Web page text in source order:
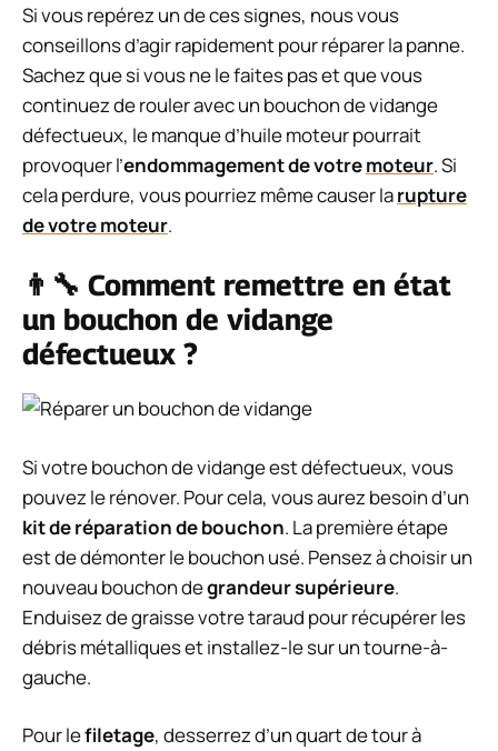
Si vous repérez un de ces signes, nous vous
conseillons d’agir rapidement pour réparer la panne.
Sachez que si vous ne le faites pas et que vous
continuez de rouler avec un bouchon de vidange
défectueux, le manque d’huile moteur pourrait
provoquer l’endommagement de votremoteur. Si
cela perdure, vous pourriez même causer larupture
de votre moteur.
👨‍🔧 Comment remettre en état
un bouchon de vidange
défectueux ?
Si votre bouchon de vidange est défectueux, vous
pouvez le rénover. Pour cela, vous aurez besoin d’un
kit de réparation de bouchon. La première étape
est de démonter le bouchon usé. Pensez à choisir un
nouveau bouchon degrandeur supérieure.
Enduisez de graisse votre taraud pour récupérer les
débris métalliques et installez-le sur un tourne-à-
gauche.
Pour lefiletage, desserrez d’un quart de tour à